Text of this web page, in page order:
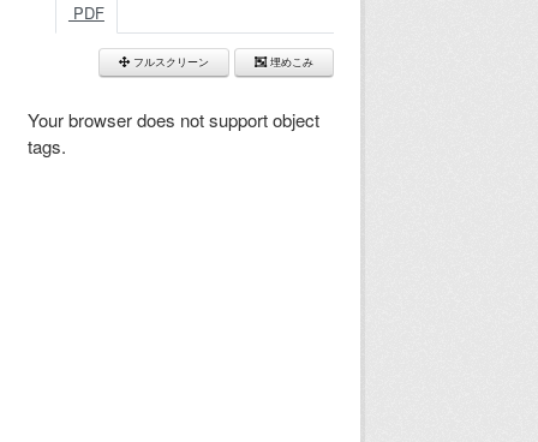
PDF
フルスクリーン 埋めこみ
Your browser does not support object
tags.